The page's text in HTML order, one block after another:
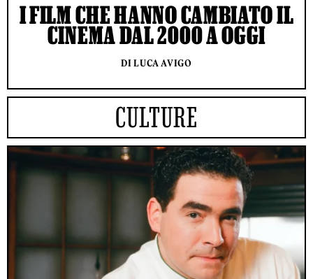
I FILM CHE HANNO CAMBIATO IL
CINEMA DAL 2000 A OGGI
DI LUCA AVIGO
CULTURE